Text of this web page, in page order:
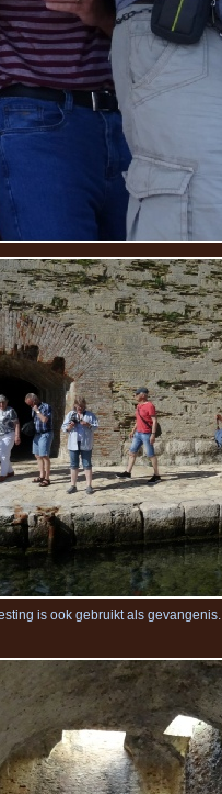
is ook gebruikt als gevangenis.